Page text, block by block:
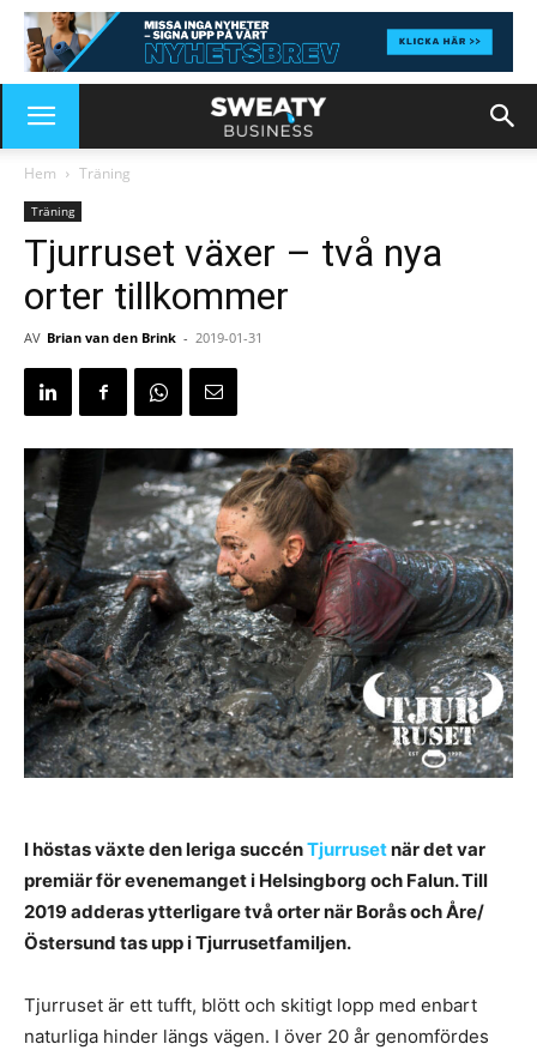
Hem Träning
Träning
Tjurruset växer – två nya
orter tillkommer
AV Brian van den Brink - 2019-01-31
I höstas växte den leriga succénTjurrusetnär det var
premiär för evenemanget i Helsingborg och Falun. Till
2019 adderas ytterligare två orter när Borås och Åre/
Östersund tas upp i Tjurrusetfamiljen.
Tjurruset är ett tufft, blött och skitigt lopp med enbart
naturliga hinder längs vägen. I över 20 år genomfördes